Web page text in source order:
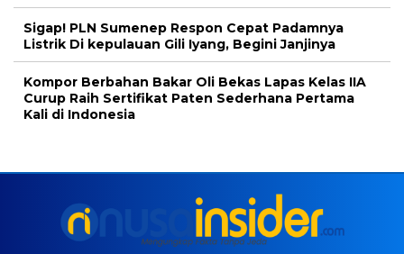
Sigap! PLN Sumenep Respon Cepat Padamnya
Listrik Di kepulauan Gili Iyang, Begini Janjinya
Kompor Berbahan Bakar Oli Bekas Lapas Kelas IIA
Curup Raih Sertifikat Paten Sederhana Pertama
Kali di Indonesia